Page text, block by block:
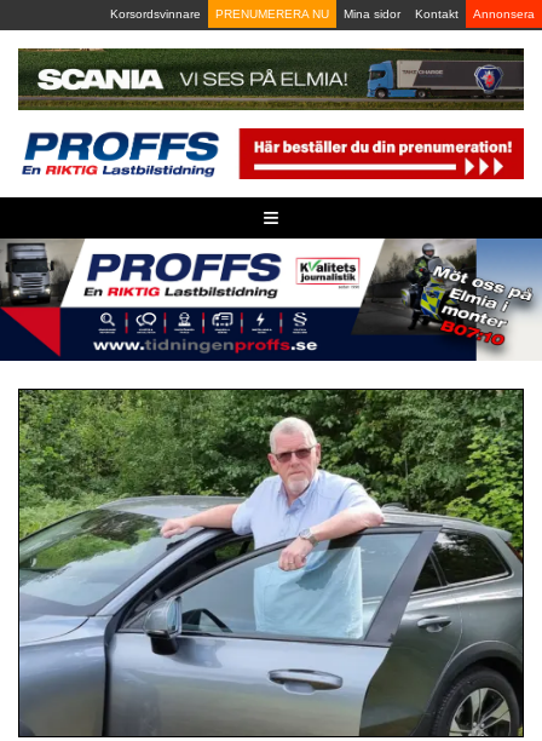
to
content
Korsordsvinnare PRENUMERERA NU Mina sidor Kontakt Annonsera
≡